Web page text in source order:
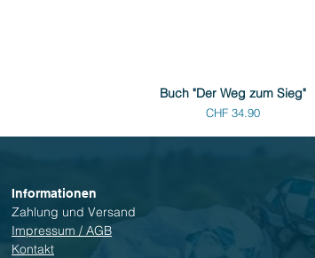
Buch "Der Weg zum Sieg"
Preis
CHF 34.90
Informationen
Zahlung und Versand
Impressum / AGB
Kontakt